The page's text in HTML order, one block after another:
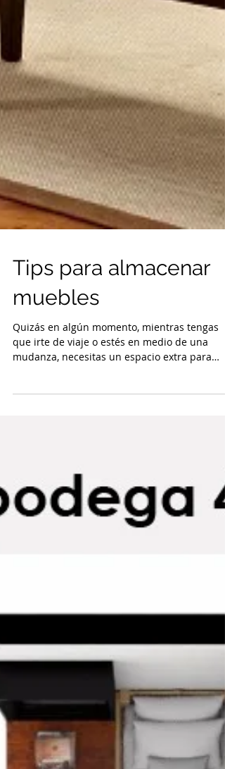
Tips para almacenar
muebles
Quizás en algún momento, mientras tengas
mudanza, necesitas un espacio extra para